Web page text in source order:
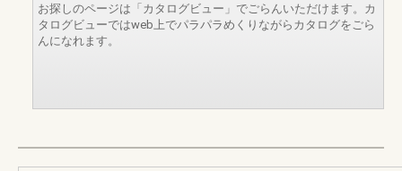
お探しのページは「カタログビュー」でごらんいただけます。カ
タログビューではweb上でパラパラめくりながらカタログをごら
んになれます。